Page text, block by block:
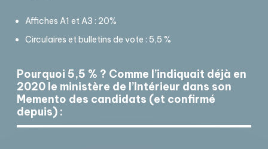
Affiches A1 et A3 : 20%
Circulaires et bulletins de vote : 5,5 %
Pourquoi 5,5 % ? Comme l’indiquait déjà en
2020 le ministère de l’Intérieur dans son
Memento des candidats (et confirmé
depuis) :